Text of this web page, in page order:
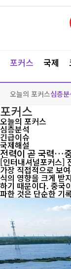
포커스 국제
오늘의 포커스심층분
포커스
오늘의 포커스
심층분석
긴급이슈
국제해설
전력이 곧 국력…
[인터내셔널포커스]
가장 직접적으로 보
식의 영향을 크게 받
하기 때문이다. 중국
파한 것은 단순한 기
전환이 본격화되고
국 국가에너지국에
682억kWh를 기록
ws)는 이 규모가 미
준을 넘어선다고 분
다고 진단했다. 더 주목되는 것은 증가 속도다. 중국은 1996년 처음
연간 전력 소비 1조
국으로 올라섰고, 불